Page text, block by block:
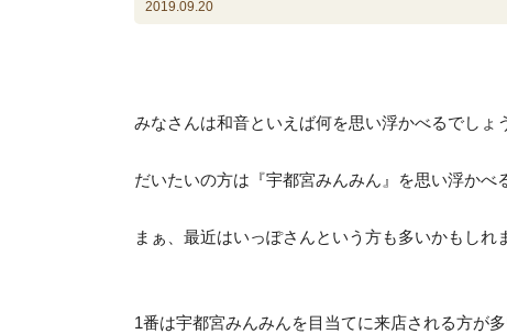
2019.09.20
みなさんは和音といえば何を思い浮かべるでしょ
だいたいの方は『宇都宮みんみん』を思い浮かべ
まぁ、最近はいっぽさんという方も多いかもしれ
1番は宇都宮みんみんを目当てに来店される方が多